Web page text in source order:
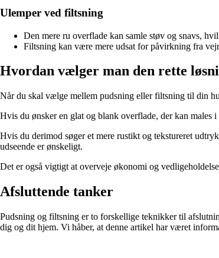
Ulemper ved filtsning
Den mere ru overflade kan samle støv og snavs,
Filtsning kan være mere udsat for påvirkning fra
Hvordan vælger man den rette
Når du skal vælge mellem pudsning eller filtsning til din
Hvis du ønsker en glat og blank overflade, der kan
Hvis du derimod søger et mere rustikt og tekstureret
udseende er ønskeligt.
Det er også vigtigt at overveje økonomi og
Afsluttende tanker
Pudsning og filtsning er to forskellige teknikker til
dig og dit hjem. Vi håber, at denne artikel har været